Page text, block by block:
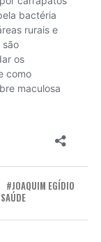
JOAQUIM EGÍDIO
SAÚDE